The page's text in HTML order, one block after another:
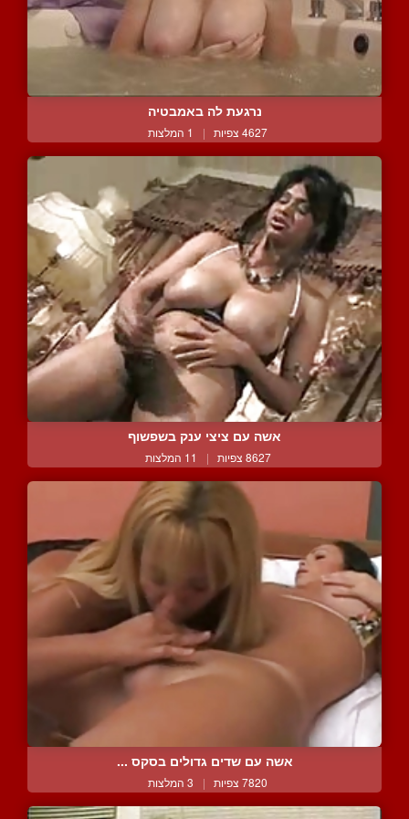
נרגעת לה באמבטיה
4627 צפיות | 1 המלצות
אשה עם ציצי ענק בשפשוף
8627 צפיות | 11 המלצות
אשה עם שדים גדולים בסקס ...
7820 צפיות | 3 המלצות